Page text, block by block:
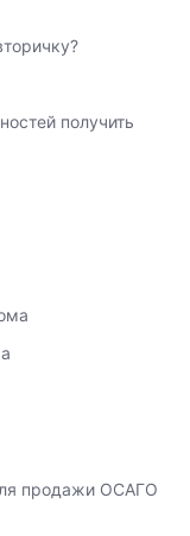
получить
продажи ОСАГО